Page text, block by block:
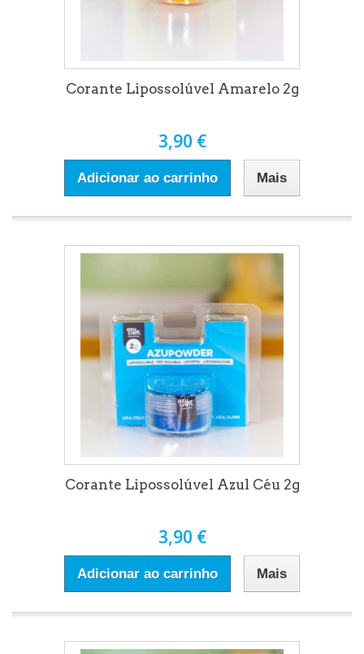
Corante Lipossolúvel Amarelo 2g
3,90 €
Adicionar ao carrinho Mais
Corante Lipossolúvel Azul Céu 2g
3,90 €
Adicionar ao carrinho Mais